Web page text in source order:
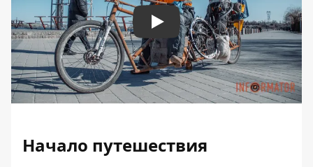
Play
Начало путешествия